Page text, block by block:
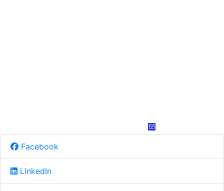
Facebook
LinkedIn